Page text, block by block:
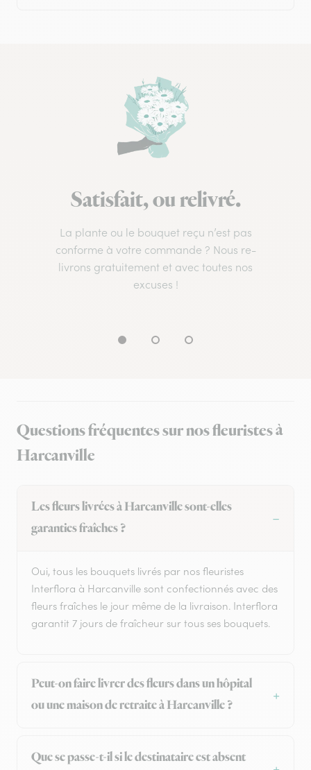
Satisfait, ou relivré.
La plante ou le bouquet reçu n’est pas
conforme à votre commande ? Nous re-
livrons gratuitement et avec toutes nos
excuses !
Questions fréquentes sur nos fleuristes à
Harcanville
Les fleurs livrées à Harcanville sont-elles
garanties fraîches ?
Oui, tous les bouquets livrés par nos fleuristes
Interflora à Harcanville sont confectionnés avec des
fleurs fraîches le jour même de la livraison. Interflora
garantit 7 jours de fraîcheur sur tous ses bouquets.
Peut-on faire livrer des fleurs dans un hôpital
ou une maison de retraite à Harcanville ?
Que se passe-t-il si le destinataire est absent